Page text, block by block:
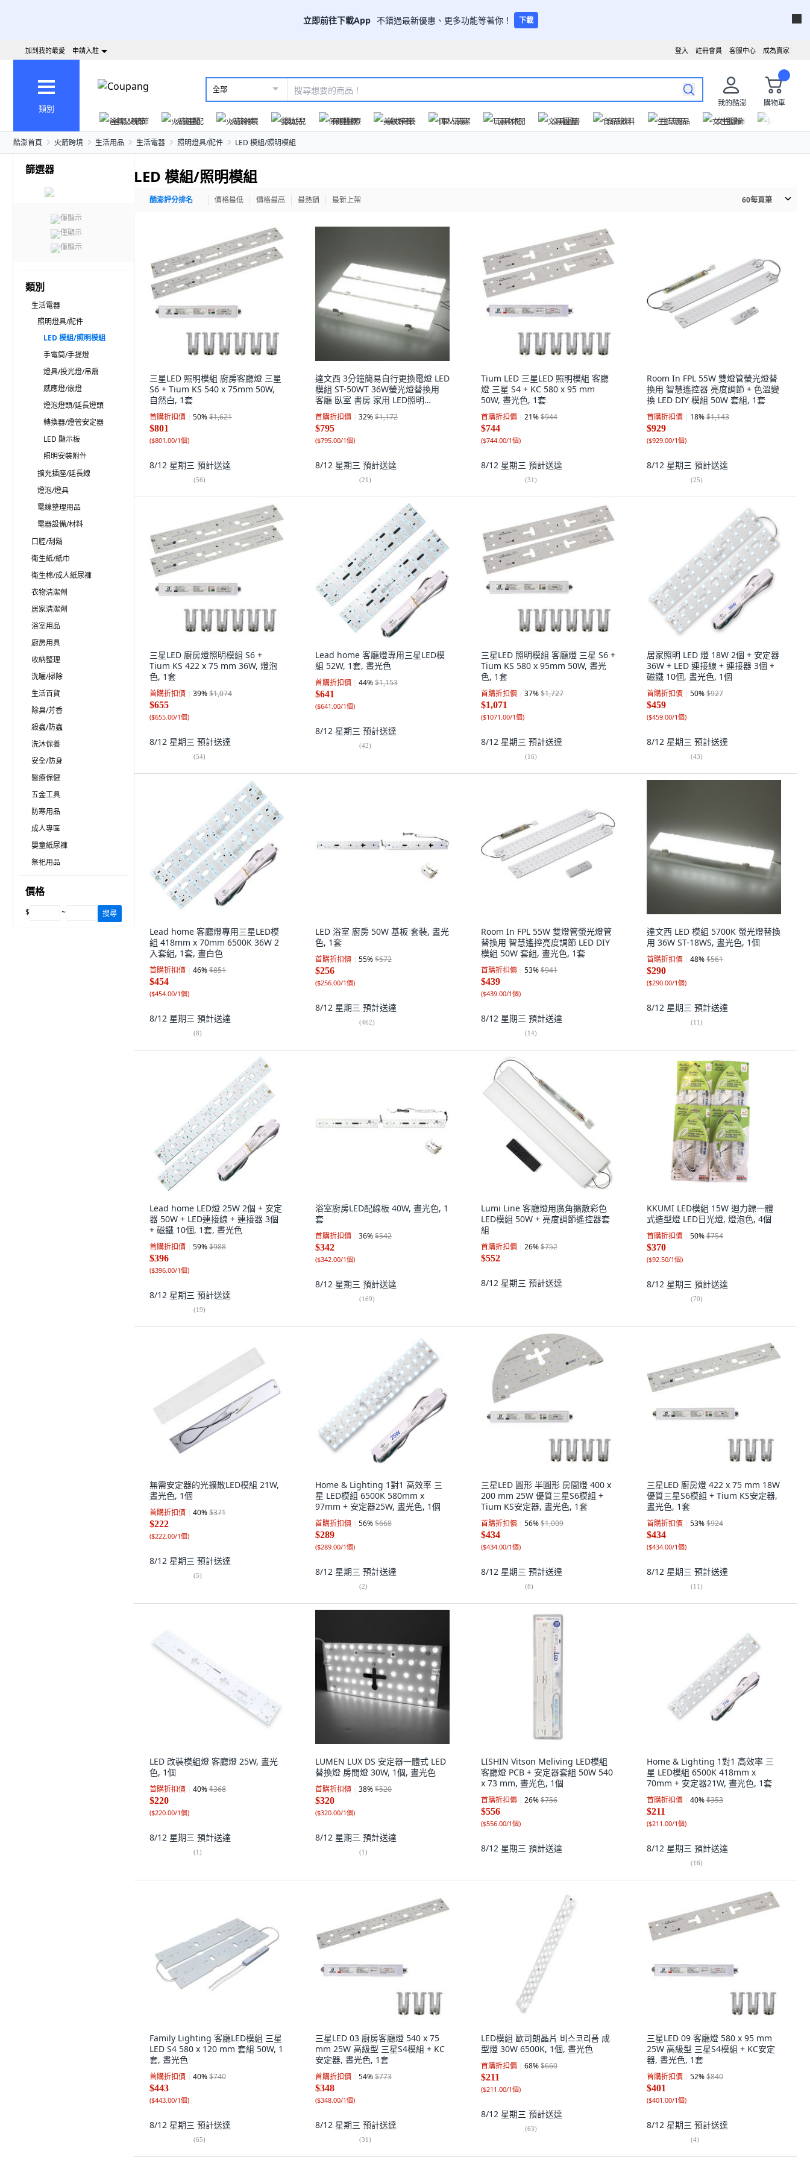
立即前往下載App 不錯過最新優惠、更多功能等著你！ 下載
成為賣家
客服中心
註冊會員
登入
加到我的最愛 申請入駐
類別
全部
我的酷澎
購物車
爸氣父親節
火箭速配 火箭跨境 嬰幼兒 保健醫療 美妝保養 個人清潔 玩具休閒 文具圖書 食品飲料 生活用品 女性服飾
酷澎首頁 火箭跨境 生活用品 生活電器 照明燈具/配件 LED 模組/照明模組
篩選器
僅顯示
僅顯示
僅顯示
類別
生活電器
照明燈具/配件
LED 模組/照明模組
手電筒/手提燈
燈具/投光燈/吊扇
感應燈/嵌燈
燈泡燈頭/延長燈頭
轉換器/燈管安定器
LED 顯示板
照明安裝附件
擴充插座/延長線
燈泡/燈具
電線整理用品
電器設備/材料
口腔/刮鬍
衛生紙/紙巾
衛生棉/成人紙尿褲
衣物清潔劑
居家清潔劑
浴室用品
廚房用具
收納整理
洗曬/掃除
生活百貨
除臭/芳香
殺蟲/防蟲
洗沐保養
安全/防身
醫療保健
五金工具
防寒用品
成人專區
嬰童紙尿褲
祭祀用品
價格
$ ~ 搜尋
LED 模組/照明模組
酷澎評分排名 價格最低 價格最高 最熱銷 最新上架 60每頁筆
三星LED 照明模組 廚房客廳燈 三星
S6 + Tium KS 540 x 75mm 50W,
自然白, 1套
首購折扣價 50%$1,621
$801
($801.00/1個)
8/12 星期三 預計送達
(56)
達文西 3分鐘簡易自行更換電燈 LED
模組 ST-50WT 36W螢光燈替換用
客廳 臥室 書房 家用 LED照明
5700K 柔和白光 3入, 晝光色, 1個
首購折扣價 32%$1,172
$795
($795.00/1個)
8/12 星期三 預計送達
(21)
Tium LED 三星LED 照明模組 客廳
燈 三星 S4 + KC 580 x 95 mm
50W, 晝光色, 1套
首購折扣價 21%$944
$744
($744.00/1個)
8/12 星期三 預計送達
(31)
Room In FPL 55W 雙燈管螢光燈替
換用 智慧遙控器 亮度調節 + 色溫變
換 LED DIY 模組 50W 套組, 1套
首購折扣價 18%$1,143
$929
($929.00/1個)
8/12 星期三 預計送達
(25)
三星LED 廚房燈照明模組 S6 +
Tium KS 422 x 75 mm 36W, 燈泡
色, 1套
首購折扣價 39%$1,074
$655
($655.00/1個)
8/12 星期三 預計送達
(54)
Lead home 客廳燈專用三星LED模
組 52W, 1套, 晝光色
首購折扣價 44%$1,153
$641
($641.00/1個)
8/12 星期三 預計送達
(42)
三星LED 照明模組 客廳燈 三星 S6 +
Tium KS 580 x 95mm 50W, 晝光
色, 1套
首購折扣價 37%$1,727
$1,071
($1071.00/1個)
8/12 星期三 預計送達
(16)
居家照明 LED 燈 18W 2個 + 安定器
36W + LED 連接線 + 連接器 3個 +
磁鐵 10個, 晝光色, 1個
首購折扣價 50%$927
$459
($459.00/1個)
8/12 星期三 預計送達
(43)
Lead home 客廳燈專用三星LED模
組 418mm x 70mm 6500K 36W 2
入套組, 1套, 晝白色
首購折扣價 46%$851
$454
($454.00/1個)
8/12 星期三 預計送達
(8)
LED 浴室 廚房 50W 基板 套裝, 晝光
色, 1套
首購折扣價 55%$572
$256
($256.00/1個)
8/12 星期三 預計送達
(462)
Room In FPL 55W 雙燈管螢光燈管
替換用 智慧遙控亮度調節 LED DIY
模組 50W 套組, 晝光色, 1套
首購折扣價 53%$941
$439
($439.00/1個)
8/12 星期三 預計送達
(14)
達文西 LED 模組 5700K 螢光燈替換
用 36W ST-18WS, 晝光色, 1個
首購折扣價 48%$561
$290
($290.00/1個)
8/12 星期三 預計送達
(11)
Lead home LED燈 25W 2個 + 安定
器 50W + LED連接線 + 連接器 3個
+ 磁鐵 10個, 1套, 晝光色
首購折扣價 59%$988
$396
($396.00/1個)
8/12 星期三 預計送達
(19)
浴室廚房LED配線板 40W, 晝光色, 1
套
首購折扣價 36%$542
$342
($342.00/1個)
8/12 星期三 預計送達
(169)
Lumi Line 客廳燈用廣角擴散彩色
LED模組 50W + 亮度調節遙控器套
組
首購折扣價 26%$752
$552
8/12 星期三 預計送達
KKUMI LED模組 15W 迴力鏢一體
式造型燈 LED日光燈, 燈泡色, 4個
首購折扣價 50%$754
$370
($92.50/1個)
8/12 星期三 預計送達
(70)
無需安定器的光擴散LED模組 21W,
晝光色, 1個
首購折扣價 40%$371
$222
($222.00/1個)
8/12 星期三 預計送達
(5)
Home & Lighting 1對1 高效率 三
星 LED模組 6500K 580mm x
97mm + 安定器25W, 晝光色, 1個
首購折扣價 56%$668
$289
($289.00/1個)
8/12 星期三 預計送達
(2)
三星LED 圓形 半圓形 房間燈 400 x
200 mm 25W 優質三星S6模組 +
Tium KS安定器, 晝光色, 1套
首購折扣價 56%$1,009
$434
($434.00/1個)
8/12 星期三 預計送達
(8)
三星LED 廚房燈 422 x 75 mm 18W
優質三星S6模組 + Tium KS安定器,
晝光色, 1套
首購折扣價 53%$924
$434
($434.00/1個)
8/12 星期三 預計送達
(11)
LED 改裝模組燈 客廳燈 25W, 晝光
色, 1個
首購折扣價 40%$368
$220
($220.00/1個)
8/12 星期三 預計送達
(1)
LUMEN LUX DS 安定器一體式 LED
替換燈 房間燈 30W, 1個, 晝光色
首購折扣價 38%$520
$320
($320.00/1個)
8/12 星期三 預計送達
(1)
LISHIN Vitson Meliving LED模組
客廳燈 PCB + 安定器套組 50W 540
x 73 mm, 晝光色, 1個
首購折扣價 26%$756
$556
($556.00/1個)
8/12 星期三 預計送達
Home & Lighting 1對1 高效率 三
星 LED模組 6500K 418mm x
70mm + 安定器21W, 晝光色, 1套
首購折扣價 40%$353
$211
($211.00/1個)
8/12 星期三 預計送達
(16)
Family Lighting 客廳LED模組 三星
LED S4 580 x 120 mm 套組 50W, 1
套, 晝光色
首購折扣價 40%$740
$443
($443.00/1個)
8/12 星期三 預計送達
(65)
三星LED 03 廚房客廳燈 540 x 75
mm 25W 高級型 三星S4模組 + KC
安定器, 晝光色, 1套
首購折扣價 54%$773
$348
($348.00/1個)
8/12 星期三 預計送達
(31)
LED模組 歐司朗晶片 비스코리폼 成
型燈 30W 6500K, 1個, 晝光色
首購折扣價 68%$660
$211
($211.00/1個)
8/12 星期三 預計送達
(63)
三星LED 09 客廳燈 580 x 95 mm
25W 高級型 三星S4模組 + KC安定
器, 晝光色, 1套
首購折扣價 52%$840
$401
($401.00/1個)
8/12 星期三 預計送達
(4)